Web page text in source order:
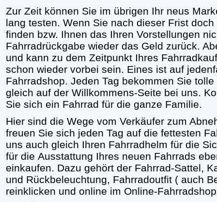
Zur Zeit können Sie im übrigen Ihr neus
lang testen. Wenn Sie nach dieser Frist
finden bzw. Ihnen das Ihren Vorstellungen
Fahrradrückgabe wieder das Geld zurück.
und kann zu dem Zeitpunkt Ihres
schon wieder vorbei sein. Eines ist auf
Fahrradshop. Jeden Tag bekommen Sie
gleich auf der Willkommens-Seite bei uns.
Sie sich ein Fahrrad für die ganze Familie.
Hier sind die Wege vom Verkäufer zum
freuen Sie sich jeden Tag auf die fettesten
uns auch gleich Ihren Fahrradhelm für die
für die Ausstattung Ihres neuen Fahrrads
einkaufen. Dazu gehört der Fahrrad-Sattel,
und Rückbeleuchtung, Fahrradoutfit ( auch
reinklicken und online im Online-